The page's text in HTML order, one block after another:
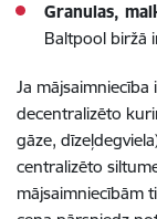
Granulas,
Baltpool biržā
Ja
decentralizēto
gāze,
centralizēto
mājsaimniecībām